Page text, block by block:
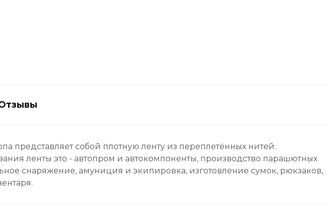
представляет собой плотную ленту из переплетённых нитей.
ленты это - автопром и автокомпоненты, производство парашютных
снаряжение, амуниция и экипировка, изготовление сумок, рюкзаков,